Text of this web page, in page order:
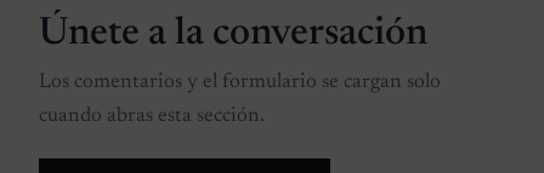
Únete a la conversación
Los comentarios y el formulario se cargan solo
cuando abras esta sección.